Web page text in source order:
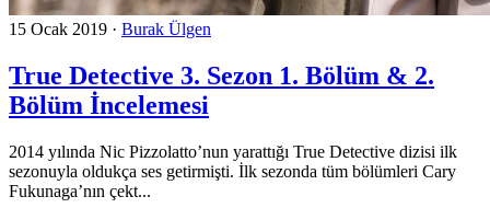
15 Ocak 2019 · Burak Ülgen
True Detective 3. Sezon 1. Bölüm & 2.
Bölüm İncelemesi
2014 yılında Nic Pizzolatto’nun yarattığı True Detective dizisi ilk
sezonuyla oldukça ses getirmişti. İlk sezonda tüm bölümleri Cary
Fukunaga’nın çekt...